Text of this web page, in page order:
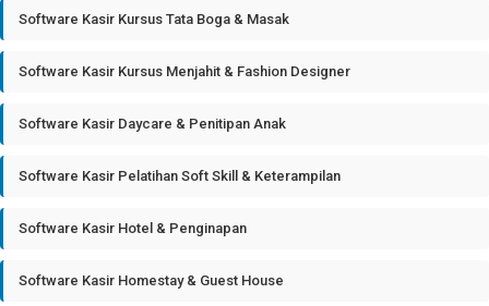
Software Kasir Kursus Tata Boga & Masak
Software Kasir Kursus Menjahit & Fashion Designer
Software Kasir Daycare & Penitipan Anak
Software Kasir Pelatihan Soft Skill & Keterampilan
Software Kasir Hotel & Penginapan
Software Kasir Homestay & Guest House